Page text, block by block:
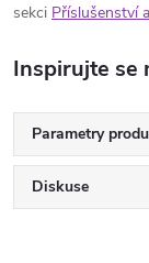
sekci Příslušenství
Inspirujte se
Parametry
Diskuse